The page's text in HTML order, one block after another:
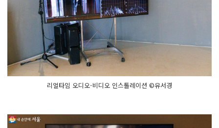
리얼타임 오디오-비디오 인스톨레이션 ©유서경